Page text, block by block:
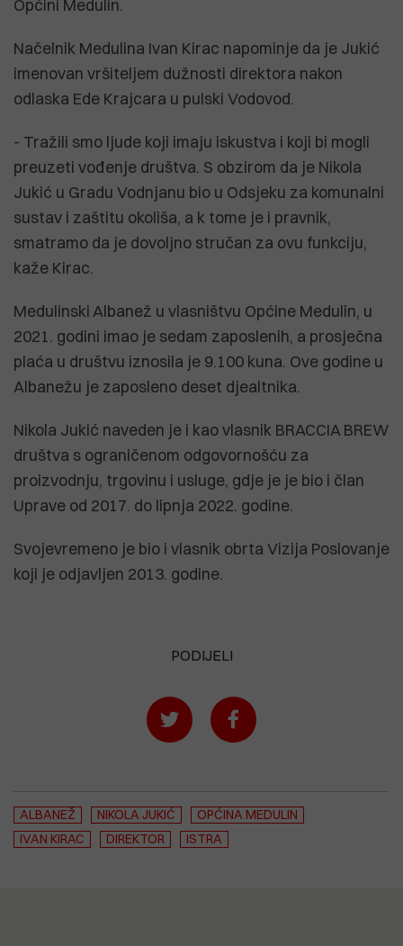
Općini Medulin.
Načelnik Medulina Ivan Kirac napominje da je Jukić
imenovan vršiteljem dužnosti direktora nakon
odlaska Ede Krajcara u pulski Vodovod.
- Tražili smo ljude koji imaju iskustva i koji bi mogli
preuzeti vođenje društva. S obzirom da je Nikola
Jukić u Gradu Vodnjanu bio u Odsjeku za komunalni
sustav i zaštitu okoliša, a k tome je i pravnik,
smatramo da je dovoljno stručan za ovu funkciju,
kaže Kirac.
Medulinski Albanež u vlasništvu Općine Medulin, u
2021. godini imao je sedam zaposlenih, a prosječna
plaća u društvu iznosila je 9.100 kuna. Ove godine u
Albanežu je zaposleno deset djealtnika.
Nikola Jukić naveden je i kao vlasnik BRACCIA BREW
društva s ograničenom odgovornošću za
proizvodnju, trgovinu i usluge, gdje je je bio i član
Uprave od 2017. do lipnja 2022. godine.
Svojevremeno je bio i vlasnik obrta Vizija Poslovanje
koji je odjavljen 2013. godine.
PODIJELI
ALBANEŽ NIKOLA JUKIĆ
OPĆINA MEDULIN
IVAN KIRAC
DIREKTOR ISTRA